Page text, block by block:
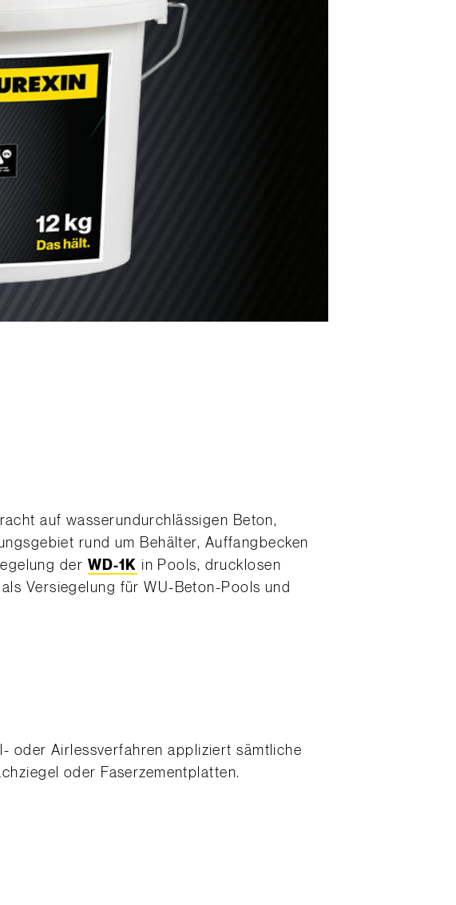
auf wasserundurchlässigen Beton,
rund um Behälter, Auffangbecken
der WD-1K in Pools, drucklosen
Versiegelung für WU-Beton-Pools und
oder Airlessverfahren appliziert sämtliche
oder Faserzementplatten.